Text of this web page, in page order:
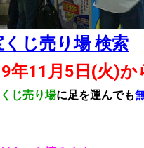
くじ売り場 検索
年11月5日(火)か
じ売り場に足を運んでも